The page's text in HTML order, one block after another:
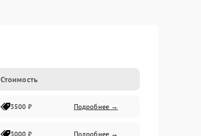
Стоимость
3500 ₽ Подробнее →
3000 ₽ Подробнее →